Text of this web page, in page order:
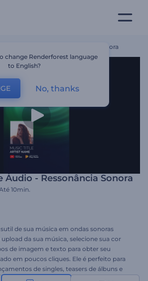
De Áudio - Ressonância Sonora
Áudio - Ressonância Sonora
10min.
de sua música em ondas sonoras
da sua música, selecione sua cor
de imagem e texto para obter seu
em poucos cliques. Ele é perfeito para
de singles, teasers de álbuns e
hoje mesmo!
change Renderforest language
to English?
No, thanks